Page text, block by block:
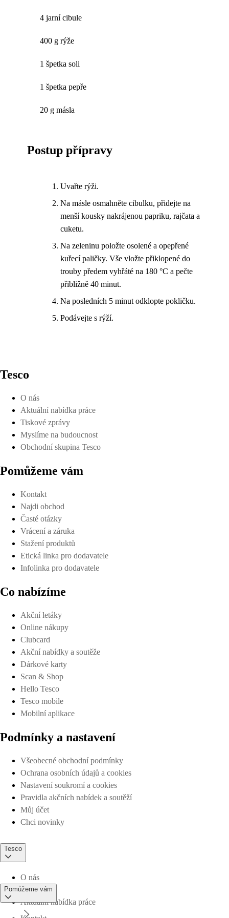
4 jarní cibule
400 g rýže
1 špetka soli
1 špetka pepře
20 g másla
Postup přípravy
Uvařte rýži.
Na másle osmahněte cibulku, přidejte na
menší kousky nakrájenou papriku, rajčata a
cuketu.
Na zeleninu položte osolené a opepřené
kuřecí paličky. Vše vložte přiklopené do
trouby předem vyhřáté na 180 °C a pečte
přibližně 40 minut.
Na posledních 5 minut odklopte pokličku.
Podávejte s rýží.
Tesco
O nás
Aktuální nabídka práce
Tiskové zprávy
Myslíme na budoucnost
Obchodní skupina Tesco
Pomůžeme vám
Kontakt
Najdi obchod
Časté otázky
Vrácení a záruka
Stažení produktů
Etická linka pro dodavatele
Infolinka pro dodavatele
Co nabízíme
Akční letáky
Online nákupy
Clubcard
Akční nabídky a soutěže
Dárkové karty
Scan & Shop
Hello Tesco
Tesco mobile
Mobilní aplikace
Podmínky a nastavení
Všeobecné obchodní podmínky
Ochrana osobních údajů a cookies
Nastavení soukromí a cookies
Pravidla akčních nabídek a soutěží
Můj účet
Chci novinky
Tesco
O nás
Aktuální nabídka práce
Pomůžeme vám